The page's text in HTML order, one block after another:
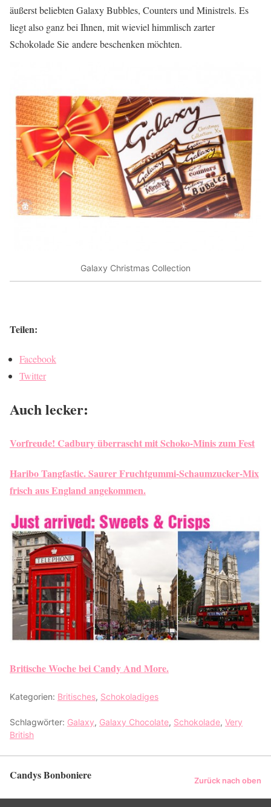
äußerst beliebten Galaxy Bubbles, Counters und Ministrels. Es
liegt also ganz bei Ihnen, mit wieviel himmlisch zarter
Schokolade Sie andere beschenken möchten.
Galaxy Christmas Collection
Teilen:
Facebook
Twitter
Auch lecker:
Vorfreude! Cadbury überrascht mit Schoko-Minis zum Fest
Haribo Tangfastic. Saurer Fruchtgummi-Schaumzucker-Mix
frisch aus England angekommen.
Britische Woche bei Candy And More.
Kategorien: Britisches, Schokoladiges
Schlagwörter: Galaxy, Galaxy Chocolate, Schokolade, Very
British
Candys Bonboniere Zurück nach oben